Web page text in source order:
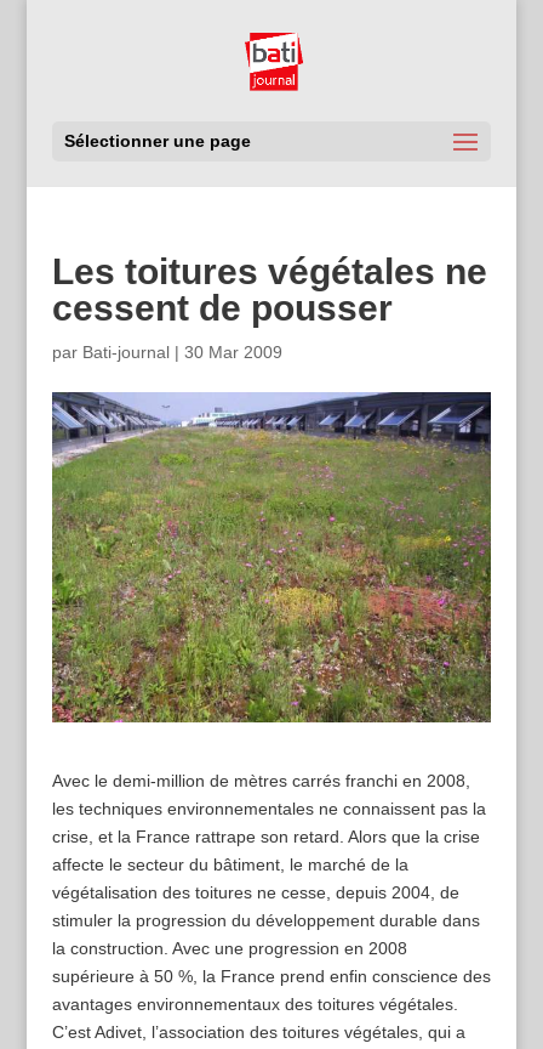
Sélectionner une page
Les toitures végétales ne
cessent de pousser
par Bati-journal| 30 Mar 2009
Avec le demi-million de mètres carrés franchi en 2008,
les techniques environnementales ne connaissent pas la
crise, et la France rattrape son retard. Alors que la crise
affecte le secteur du bâtiment, le marché de la
végétalisation des toitures ne cesse, depuis 2004, de
stimuler la progression du développement durable dans
la construction. Avec une progression en 2008
supérieure à 50 %, la France prend enfin conscience des
avantages environnementaux des toitures végétales.
C’est Adivet, l’association des toitures végétales, qui a